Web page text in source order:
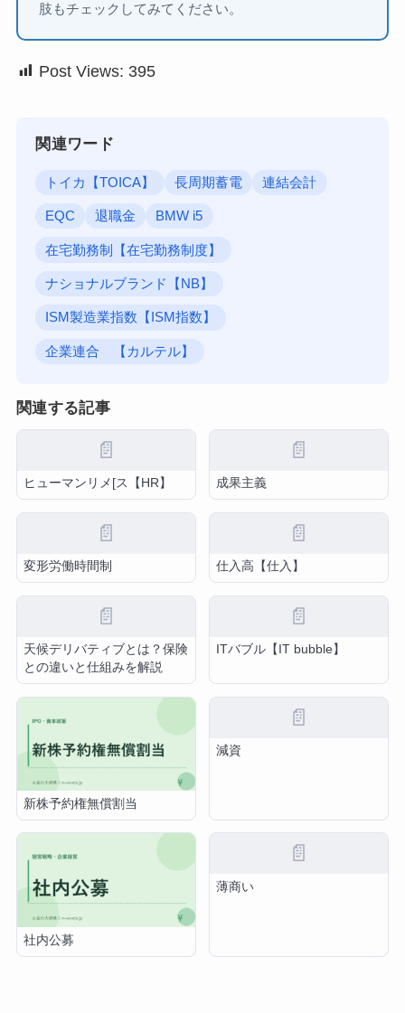
肢もチェックしてみてください。
Post Views: 395
関連ワード
トイカ【TOICA】 長周期蓄電 連結会計
EQC 退職金 BMW i5
在宅勤務制【在宅勤務制度】
ナショナルブランド【NB】
ISM製造業指数【ISM指数】
企業連合 【カルテル】
関連する記事
📄
ヒューマンリメ[ス【HR】
📄
成果主義
📄
変形労働時間制
📄
仕入高【仕入】
📄
天候デリバティブとは？保険
との違いと仕組みを解説
📄
ITバブル【IT bubble】
新株予約権無償割当
📄
減資
社内公募
📄
薄商い